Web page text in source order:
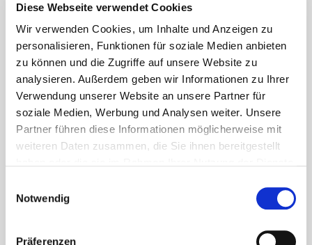
Diese Webseite verwendet Cookies
Wir verwenden Cookies, um Inhalte und Anzeigen zu
personalisieren, Funktionen für soziale Medien anbieten
zu können und die Zugriffe auf unsere Website zu
analysieren. Außerdem geben wir Informationen zu Ihrer
Verwendung unserer Website an unsere Partner für
soziale Medien, Werbung und Analysen weiter. Unsere
Partner führen diese Informationen möglicherweise mit
weiteren Daten zusammen, die Sie ihnen bereitgestellt
Notwendig
Präferenzen
Hier noch einmal zusammengefasst alle
Informationen zu den einzelnen Nutzungsklassen
nach Eurocode 5: